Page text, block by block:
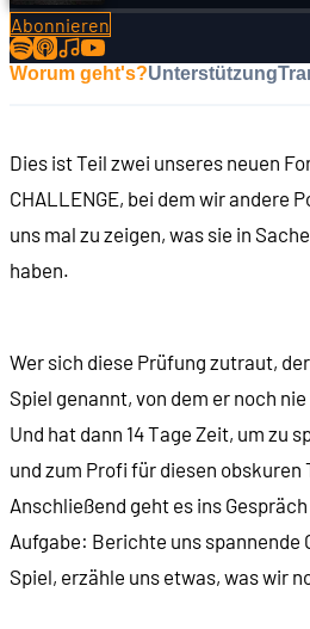
Abonnieren
Worum geht's?Unterstützung
Dies ist Teil zwei unseres neuen
CHALLENGE, bei dem wir andere
uns mal zu zeigen, was sie in
haben.
Wer sich diese Prüfung zutraut,
Spiel genannt, von dem er noch
Und hat dann 14 Tage Zeit, um zu
und zum Profi für diesen obskuren
Anschließend geht es ins
Aufgabe: Berichte uns spannende
Spiel, erzähle uns etwas, was wir